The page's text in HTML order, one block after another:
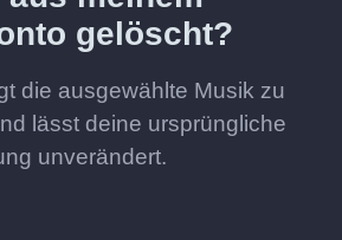
gelöscht?
die ausgewählte Musik zu
lässt deine ursprüngliche
unverändert.